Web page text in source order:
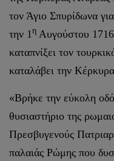
τον Άγιο Σπυρίδωνα
την 1 η Αυγούστου
καταπνίξει τον
καταλάβει την
«Βρήκε την εύκολη
θυσιαστήριο της
Πρεσβυγενούς
παλαιάς Ρώμης που